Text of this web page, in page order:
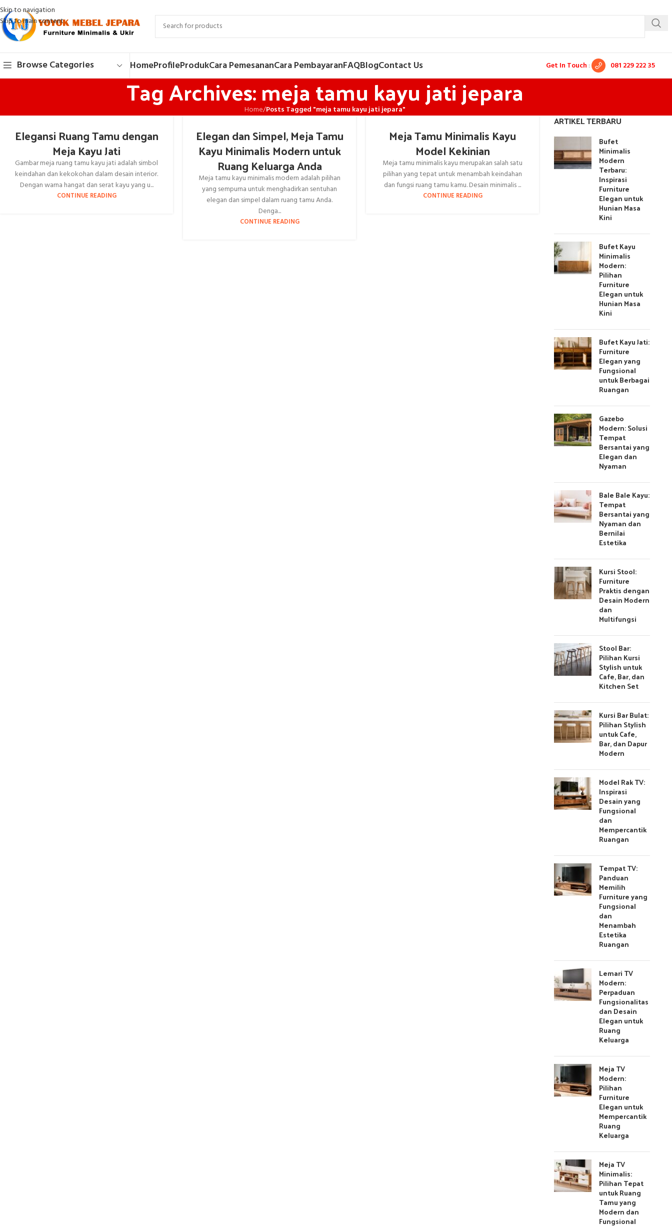
Skip to navigation
Skip to main content
Browse Categories HomeProfileProdukCara PemesananCara PembayaranFAQBlogContact Us Get In Touch : 081 229 222 35
Tag Archives: meja tamu kayu jati jepara
Home/Posts Tagged "meja tamu kayu jati jepara"
Elegansi Ruang Tamu dengan
Meja Kayu Jati
Gambar meja ruang tamu kayu jati adalah simbol
keindahan dan kekokohan dalam desain interior.
Dengan warna hangat dan serat kayu yang u...
CONTINUE READING
Elegan dan Simpel, Meja Tamu
Kayu Minimalis Modern untuk
Ruang Keluarga Anda
Meja tamu kayu minimalis modern adalah pilihan
yang sempurna untuk menghadirkan sentuhan
elegan dan simpel dalam ruang tamu Anda.
Denga...
CONTINUE READING
Meja Tamu Minimalis Kayu
Model Kekinian
Meja tamu minimalis kayu merupakan salah satu
pilihan yang tepat untuk menambah keindahan
dan fungsi ruang tamu kamu. Desain minimalis ...
CONTINUE READING
ARTIKEL TERBARU
Bufet
Minimalis
Modern
Terbaru:
Inspirasi
Furniture
Elegan untuk
Hunian Masa
Kini
Bufet Kayu
Minimalis
Modern:
Pilihan
Furniture
Elegan untuk
Hunian Masa
Kini
Bufet Kayu Jati:
Furniture
Elegan yang
Fungsional
untuk Berbagai
Ruangan
Gazebo
Modern: Solusi
Tempat
Bersantai yang
Elegan dan
Nyaman
Bale Bale Kayu:
Tempat
Bersantai yang
Nyaman dan
Bernilai
Estetika
Kursi Stool:
Furniture
Praktis dengan
Desain Modern
dan
Multifungsi
Stool Bar:
Pilihan Kursi
Stylish untuk
Cafe, Bar, dan
Kitchen Set
Kursi Bar Bulat:
Pilihan Stylish
untuk Cafe,
Bar, dan Dapur
Modern
Model Rak TV:
Inspirasi
Desain yang
Fungsional
dan
Mempercantik
Ruangan
Tempat TV:
Panduan
Memilih
Furniture yang
Fungsional
dan
Menambah
Estetika
Ruangan
Lemari TV
Modern:
Perpaduan
Fungsionalitas
dan Desain
Elegan untuk
Ruang
Keluarga
Meja TV
Modern:
Pilihan
Furniture
Elegan untuk
Mempercantik
Ruang
Keluarga
Meja TV
Minimalis:
Pilihan Tepat
untuk Ruang
Tamu yang
Modern dan
Fungsional